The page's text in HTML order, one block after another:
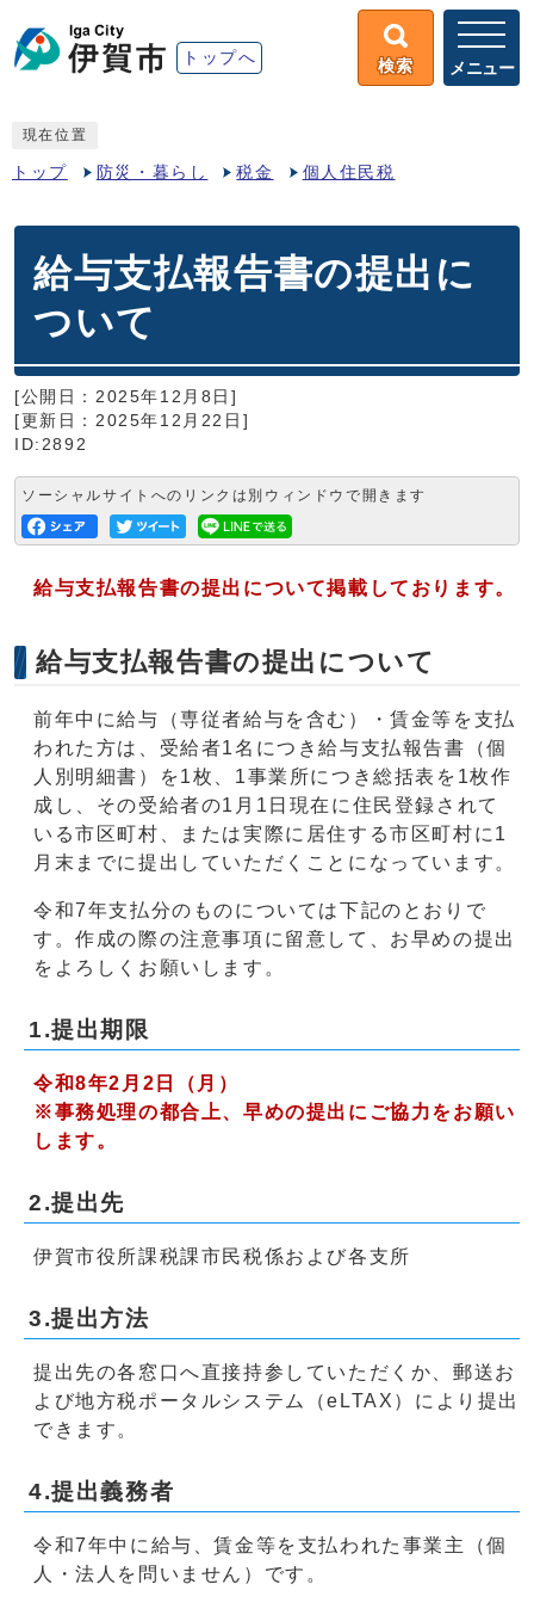
トップへ 検索 メニュー
現在位置
トップ 防災・暮らし 税金 個人住民税
給与支払報告書の提出に
ついて
[公開日：2025年12月8日]
[更新日：2025年12月22日]
ID:2892
ソーシャルサイトへのリンクは別ウィンドウで開きます
給与支払報告書の提出について掲載しております。
給与支払報告書の提出について
前年中に給与（専従者給与を含む）・賃金等を支払
われた方は、受給者1名につき給与支払報告書（個
人別明細書）を1枚、1事業所につき総括表を1枚作
成し、その受給者の1月1日現在に住民登録されて
いる市区町村、または実際に居住する市区町村に1
月末までに提出していただくことになっています。
令和7年支払分のものについては下記のとおりで
す。作成の際の注意事項に留意して、お早めの提出
をよろしくお願いします。
1.提出期限
令和8年2月2日（月）
※事務処理の都合上、早めの提出にご協力をお願い
します。
2.提出先
伊賀市役所課税課市民税係および各支所
3.提出方法
提出先の各窓口へ直接持参していただくか、郵送お
よび地方税ポータルシステム（eLTAX）により提出
できます。
4.提出義務者
令和7年中に給与、賃金等を支払われた事業主（個
人・法人を問いません）です。